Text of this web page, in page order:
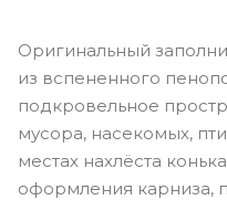
Оригинальный
из вспененного
подкровельное
мусора, насекомых,
местах нахлёста
оформления карниза,